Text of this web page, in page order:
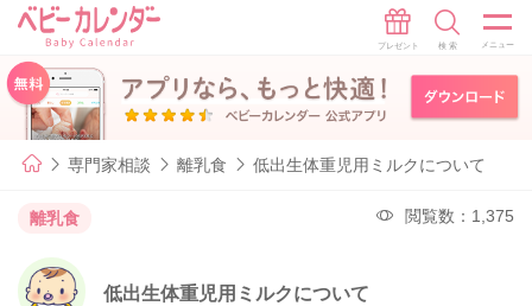
専門家相談 離乳食 低出生体重児用ミルクについて
離乳食 閲覧数：1,375
低出生体重児用ミルクについて